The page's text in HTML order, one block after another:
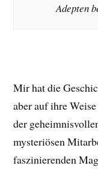
Adepten
Mir hat die
aber auf ihre
der
mysteriösen
faszinierenden